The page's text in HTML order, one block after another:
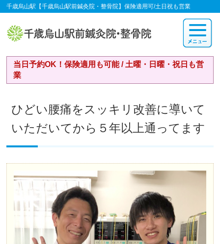
千歳烏山駅【千歳烏山駅前鍼灸院・整骨院】保険適用可/土日祝も営業
当日予約OK！保険適用も可能 / 土曜・日曜・祝日も営
業
ひどい腰痛をスッキリ改善に導いて
いただいてから５年以上通ってます